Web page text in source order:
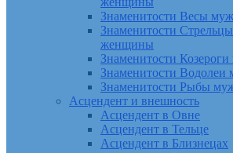
Знаменитости Весы
Знаменитости
женщины
Знаменитости
Знаменитости
Знаменитости Рыбы
Асцендент и внешность
Асцендент в Овне
Асцендент в Тельце
Асцендент в Близнецах